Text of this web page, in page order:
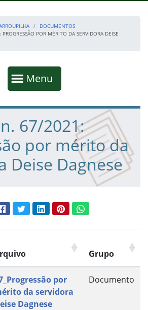
DOCUMENTOS
POR MÉRITO DA SERVIDORA DEISE
Mostrar
Menu
67/2021:
por mérito da
Deise Dagnese
conteúdo:
FacebookTwitterLinkedInPinterestWhatsApp
Grupo
por
da servidora
Dagnese
Documento